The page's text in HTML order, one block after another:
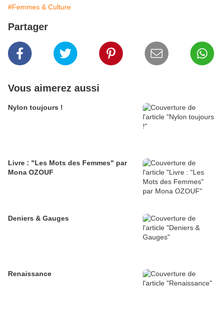
#Femmes & Culture
Partager
Vous aimerez aussi
Nylon toujours !
Livre : "Les Mots des Femmes" par
Mona OZOUF
Deniers & Gauges
Renaissance